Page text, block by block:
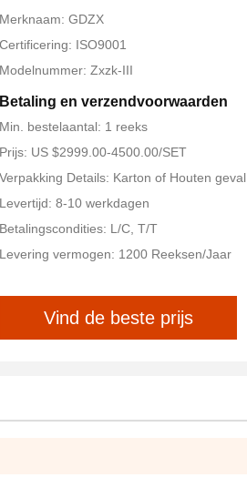
Merknaam: GDZX
Certificering: ISO9001
Modelnummer: Zxzk-III
Betaling en verzendvoorwaarden
Min. bestelaantal: 1 reeks
Prijs: US $2999.00-4500.00/SET
Verpakking Details: Karton of Houten geval
Levertijd: 8-10 werkdagen
Betalingscondities: L/C, T/T
Levering vermogen: 1200 Reeksen/Jaar
Vind de beste prijs